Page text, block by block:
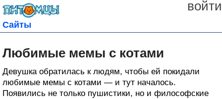
войти
Сайты
Любимые мемы с котами
Девушка обратилась к людям, чтобы ей покидали
любимые мемы с котами — и тут началось.
Появились не только пушистики, но и философские